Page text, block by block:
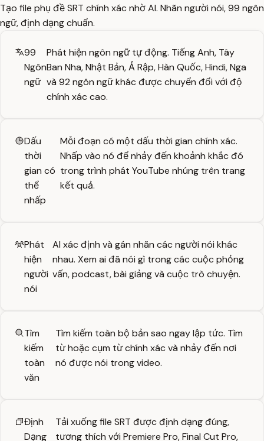
Tạo file phụ đề SRT chính xác nhờ AI. Nhãn người nói, 99 ngôn
ngữ, định dạng chuẩn.
99
Ngôn
ngữ
Phát hiện ngôn ngữ tự động. Tiếng Anh, Tây
Ban Nha, Nhật Bản, Ả Rập, Hàn Quốc, Hindi, Nga
và 92 ngôn ngữ khác được chuyển đổi với độ
chính xác cao.
Dấu
thời
gian có
thể
nhấp
Mỗi đoạn có một dấu thời gian chính xác.
Nhấp vào nó để nhảy đến khoảnh khắc đó
trong trình phát YouTube nhúng trên trang
kết quả.
Phát
hiện
người
nói
AI xác định và gán nhãn các người nói khác
nhau. Xem ai đã nói gì trong các cuộc phỏng
vấn, podcast, bài giảng và cuộc trò chuyện.
Tìm
kiếm
toàn
văn
Tìm kiếm toàn bộ bản sao ngay lập tức. Tìm
từ hoặc cụm từ chính xác và nhảy đến nơi
nó được nói trong video.
Định
Dạng
Tải xuống file SRT được định dạng đúng,
tương thích với Premiere Pro, Final Cut Pro,